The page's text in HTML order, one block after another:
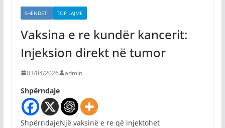
SHËNDETI TOP LAJME
Vaksina e re kundër kancerit:
Injeksion direkt në tumor
03/04/2026 admin
Shpërndaje
ShpërndajeNjë vaksinë e re që injektohet